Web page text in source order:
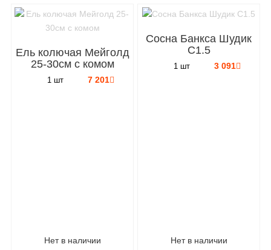
Ель колючая Мейголд
25-30см с комом
1 шт 7 201
Нет в наличии
Сосна Банкса Шудик
C1.5
1 шт 3 091
Нет в наличии